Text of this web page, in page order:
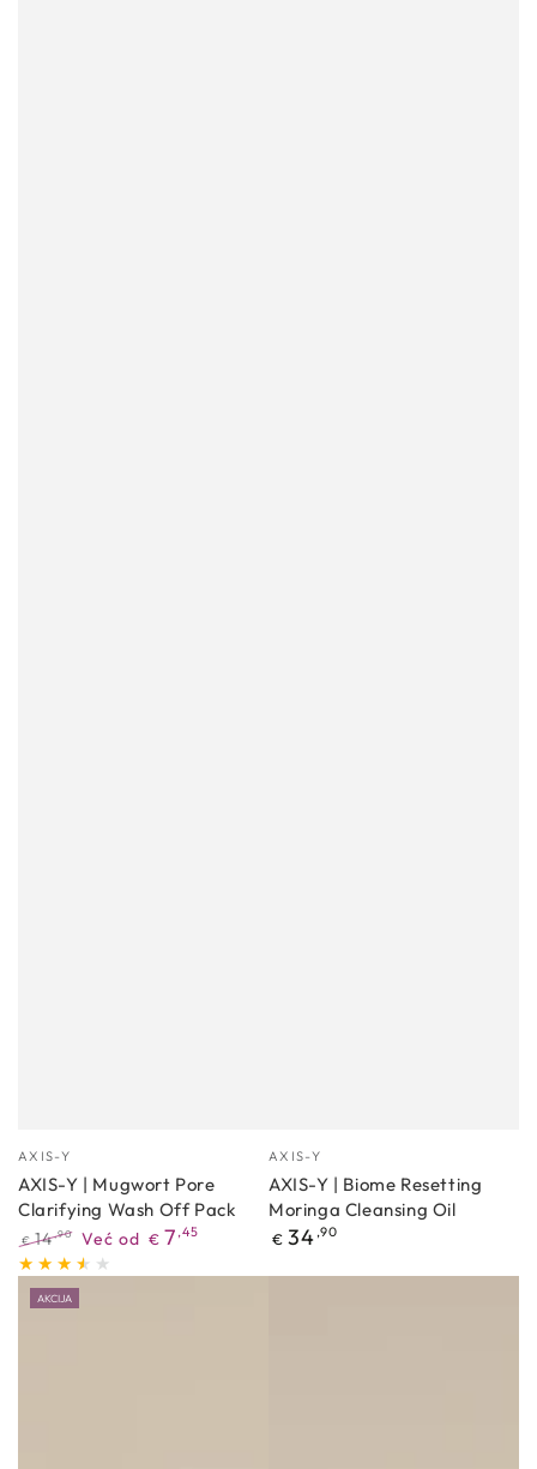
Proizvođać
AXIS-Y
AXIS-Y | Mugwort Pore
Clarifying Wash Off Pack
Redovna
cijena
€ 14,90
Akcijska
Već od € 7 ,45
Proizvođać
AXIS-Y
AXIS-Y | Biome Resetting
Moringa Cleansing Oil
Redovna
€ 34 ,90
AKCIJA